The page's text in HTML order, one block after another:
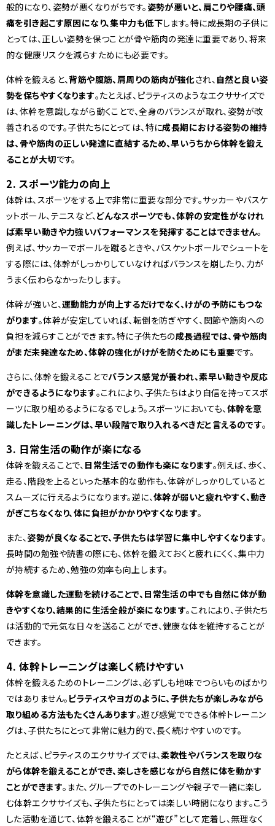
般的になり、姿勢が悪くなりがちです。 姿勢が悪いと、肩こりや腰痛、頭
痛を引き起こす原因になり、集中力も低下します。特に成長期の子供に
とっては、正しい姿勢を保つことが骨や筋肉の発達に重要であり、将来
的な健康リスクを減らすためにも必要です。
体幹を鍛えると、背筋や腹筋、肩周りの筋肉が強化され、 自然と良い姿
勢を保ちやすくなります。たとえば、ピラティスのようなエクササイズで
は、体幹を意識しながら動くことで、全身のバランスが取れ、姿勢が改
善されるのです。子供たちにとっては、特に成長期における姿勢の維持
は、骨や筋肉の正しい発達に直結するため、早いうちから体幹を鍛え
ることが大切です。
2. スポーツ能力の向上
体幹は、スポーツをする上で非常に重要な部分です。サッカーやバスケ
ットボール、テニスなど、どんなスポーツでも、体幹の安定性がなけれ
ば素早い動きや力強いパフォーマンスを発揮することはできません。
例えば、サッカーでボールを蹴るときや、バスケットボールでシュートを
する際には、体幹がしっかりしていなければバランスを崩したり、力が
うまく伝わらなかったりします。
体幹が強いと、運動能力が向上するだけでなく、けがの予防にもつな
がります。体幹が安定していれば、転倒を防ぎやすく、関節や筋肉への
負担を減らすことができます。特に子供たちの成長過程では、骨や筋肉
がまだ未発達なため、体幹の強化がけがを防ぐためにも重要です。
さらに、体幹を鍛えることでバランス感覚が養われ、素早い動きや反応
ができるようになります。これにより、子供たちはより自信を持ってスポ
ーツに取り組めるようになるでしょう。スポーツにおいても、体幹を意
識したトレーニングは、早い段階で取り入れるべきだと言えるのです。
3. 日常生活の動作が楽になる
体幹を鍛えることで、 日常生活での動作も楽になります。例えば、歩く、
走る、階段を上るといった基本的な動作も、体幹がしっかりしていると
スムーズに行えるようになります。逆に、体幹が弱いと疲れやすく、動き
がぎこちなくなり、体に負担がかかりやすくなります。
また、姿勢が良くなることで、子供たちは学習に集中しやすくなります。
長時間の勉強や読書の際にも、体幹を鍛えておくと疲れにくく、集中力
が持続するため、勉強の効率も向上します。
体幹を意識した運動を続けることで、日常生活の中でも自然に体が動
きやすくなり、結果的に生活全般が楽になります。これにより、子供たち
は活動的で元気な日々を送ることができ、健康な体を維持することが
できます。
4. 体幹トレーニングは楽しく続けやすい
体幹を鍛えるためのトレーニングは、必ずしも地味でつらいものばかり
ではありません。 ピラティスやヨガのように、子供たちが楽しみながら
取り組める方法もたくさんあります。遊び感覚でできる体幹トレーニン
グは、子供たちにとって非常に魅力的で、長く続けやすいのです。
たとえば、ピラティスのエクササイズでは、柔軟性やバランスを取りな
がら体幹を鍛えることができ、楽しさを感じながら自然に体を動かす
ことができます。また、グループでのトレーニングや親子で一緒に楽し
む体幹エクササイズも、子供たちにとっては楽しい時間になります。こう
した活動を通じて、体幹を鍛えることが“遊び”として定着し、無理なく